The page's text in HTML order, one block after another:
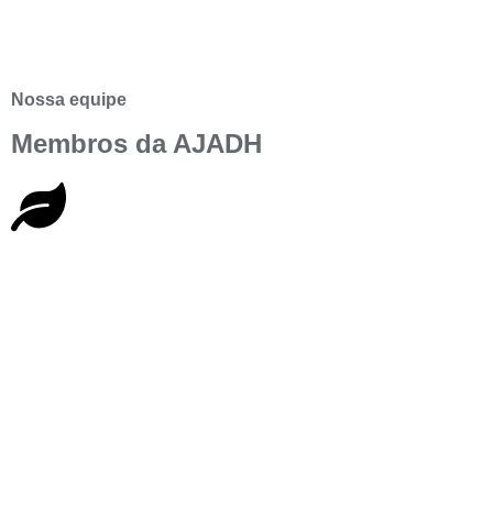
Nossa equipe
Membros da AJADH